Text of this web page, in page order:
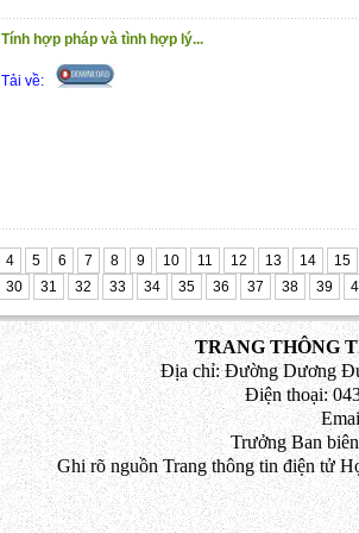
Tính hợp pháp và tình hợp lý...
Tải về:
4 5 6 7 8 9 10 11 12 13 14
15
30 31 32 33 34 35 36 37 38 39
TRANG THÔNG
Địa chỉ: Đường Dương
Điện thoại:
Trưởng Ban
Ghi rõ nguồn Trang thông tin điện tử